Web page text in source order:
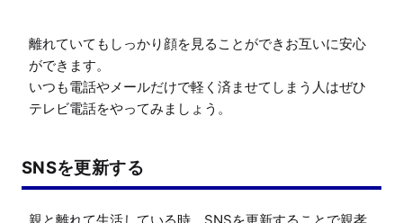
離れていてもしっかり顔を見ることができお互いに安心
ができます。
いつも電話やメールだけで軽く済ませてしまう人はぜひ
テレビ電話をやってみましょう。
SNSを更新する